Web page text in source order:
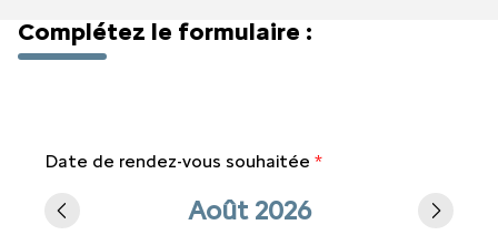
Complétez le formulaire :
Date de rendez-vous souhaitée *
Août 2026